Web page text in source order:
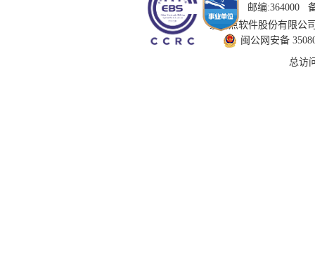
邮编:364000
技术支持：国泰新点软件股份有限
闽公网安备
总访